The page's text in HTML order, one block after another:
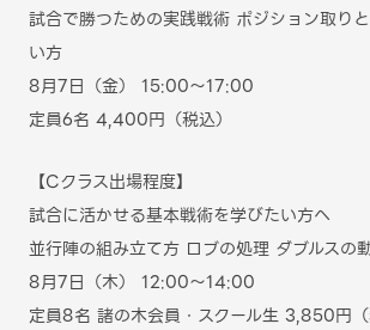
試合で勝つための実践戦術 ポジション取り
い方
8月7日（金） 15:00～17:00
定員6名 4,400円（税込）
【Cクラス出場程度】
試合に活かせる基本戦術を学びたい方へ
並行陣の組み立て方 ロブの処理 ダブルスの
8月7日（木） 12:00～14:00
定員8名 諸の木会員・スクール生 3,850円